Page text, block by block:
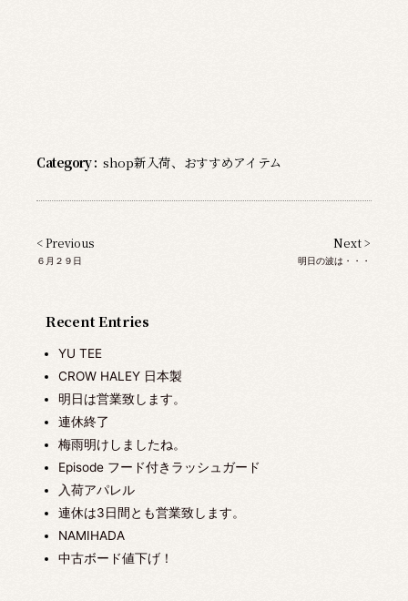
Recent Entries
YU TEE
CROW HALEY 日本製
明日は営業致します。
連休終了
梅雨明けしましたね。
Episode フード付きラッシュガード
入荷アパレル
連休は3日間とも営業致します。
NAMIHADA
中古ボード値下げ！
Category : shop新入荷、 おすすめアイテム
< Previous
６月２９日
Next >
明日の波は・・・